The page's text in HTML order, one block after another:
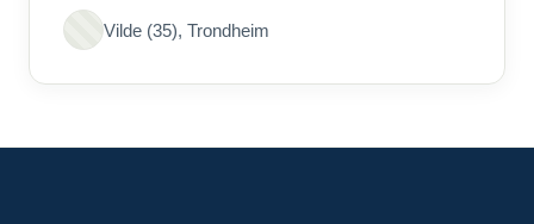
Vilde (35), Trondheim